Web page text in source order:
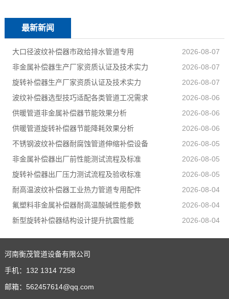
最新新闻
大口径波纹补偿器市政给排水管道专用
2026-08-07
非金属补偿器生产厂家资质认证及技术实力
2026-08-07
旋转补偿器生产厂家资质认证及技术实力
2026-08-07
波纹补偿器选型技巧适配各类管道工况需求
2026-08-06
供暖管道非金属补偿器节能效果分析
2026-08-06
供暖管道旋转补偿器节能降耗效果分析
2026-08-06
不锈钢波纹补偿器耐腐蚀管道伸缩补偿设备
2026-08-05
非金属补偿器出厂前性能测试流程及标准
2026-08-05
旋转补偿器出厂压力测试流程及验收标准
2026-08-05
耐高温波纹补偿器工业热力管道专用配件
2026-08-04
氟塑料非金属补偿器耐高温酸碱性能参数
2026-08-04
新型旋转补偿器结构设计提升抗震性能
2026-08-04
河南衡茂管道设备有限公司
手机： 132 1314 7258
邮箱： 562457614@qq.com